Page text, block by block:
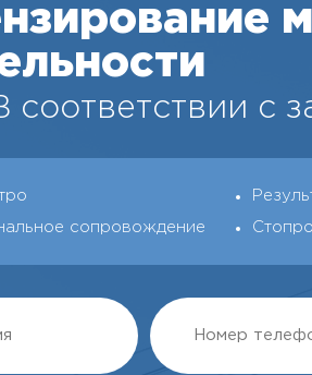
соответствии с
сопровождение